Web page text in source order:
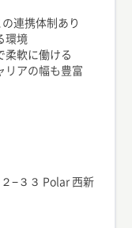
連携体制あり
環境
柔軟に働ける
リアの幅も豊富
−３３ Polar 西新